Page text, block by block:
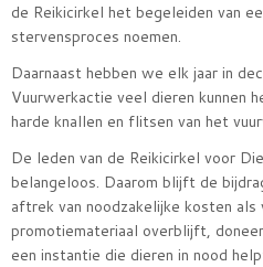
de Reikicirkel het begeleiden van
stervensproces noemen.
Daarnaast hebben we elk jaar in
Vuurwerkactie veel dieren kunnen
harde knallen en flitsen van het
De leden van de Reikicirkel voor
belangeloos. Daarom blijft de
aftrek van noodzakelijke kosten
promotiemateriaal overblijft,
een instantie die dieren in nood